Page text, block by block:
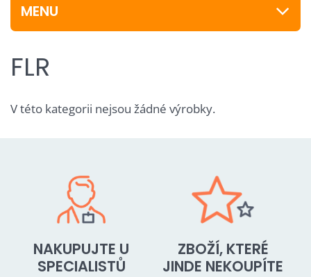
MENU
FLR
V této kategorii nejsou žádné výrobky.
NAKUPUJTE U
SPECIALISTŮ
ZBOŽÍ, KTERÉ
JINDE NEKOUPÍTE